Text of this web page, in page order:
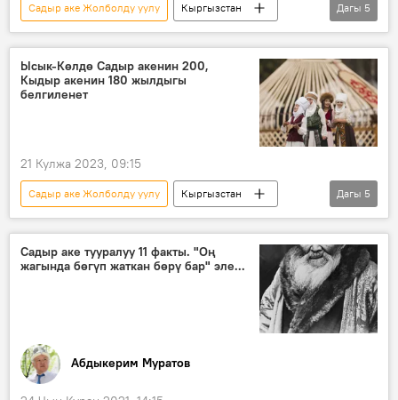
Садыр аке Жолболду уулу
Кыргызстан
Ысык-Көл
Кыдыр Аке
маараке
иш-чара
Сүрөт
Дагы 5
Ысык-Көлдө Садыр акенин 200,
Кыдыр акенин 180 жылдыгы
белгиленет
21 Кулжа 2023, 09:15
Садыр аке Жолболду уулу
Кыргызстан
Ысык-Көл
Кыдыр Аке
маараке
айтыш
каада-салт
Дагы 5
Садыр аке тууралуу 11 факты. "Оң
жагында бөгүп жаткан бөрү бар" эле...
Абдыкерим Муратов